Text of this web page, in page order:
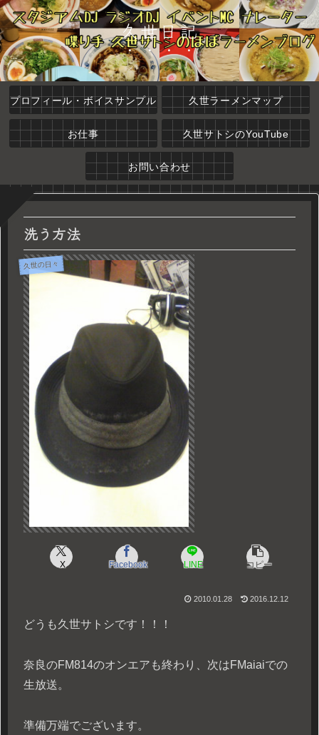
久世日記
プロフィール・ボイスサンプル 久世ラーメンマップ
お仕事 久世サトシのYouTube
お問い合わせ
洗う方法
久世の日々
X Facebook LINE コピー
2010.01.28 2016.12.12
どうも久世サトシです！！！
奈良のFM814のオンエアも終わり、次はFMaiaiでの
生放送。
準備万端でございます。